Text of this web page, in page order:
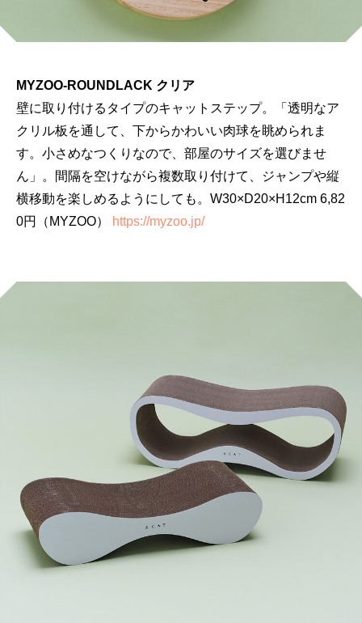
MYZOO-ROUNDLACK クリア
壁に取り付けるタイプのキャットステップ。「透明なア
クリル板を通して、下からかわいい肉球を眺められま
す。小さめなつくりなので、部屋のサイズを選びませ
ん」。間隔を空けながら複数取り付けて、ジャンプや縦
横移動を楽しめるようにしても。W30×D20×H12cm 6,82
0円（MYZOO）
https://myzoo.jp/